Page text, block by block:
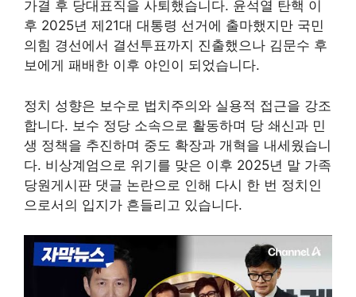
가결 후 당대표직을 사퇴했습니다. 윤석열 탄핵 이
후 2025년 제21대 대통령 선거에 출마했지만 국민
의힘 경선에서 결선투표까지 진출했으나 김문수 후
보에게 패배한 이후 야인이 되었습니다.
정치 성향은 보수로 법치주의와 실용적 접근을 강조
합니다. 보수 정당 소속으로 활동하며 당 쇄신과 민
생 정책을 추진하며 중도 확장과 개혁을 내세웠습니
다. 비상계엄으로 위기를 맞은 이후 2025년 말 가족
당원게시판 댓글 논란으로 인해 다시 한 번 정치인
으로서의 입지가 흔들리고 있습니다.